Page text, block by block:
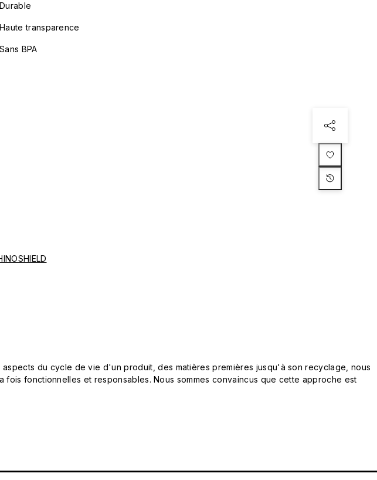
Durable
Haute transparence
Sans BPA
du cycle de vie d'un produit, des matières premières jusqu'à son recyclage, nous
fonctionnelles et responsables. Nous sommes convaincus que cette approche est